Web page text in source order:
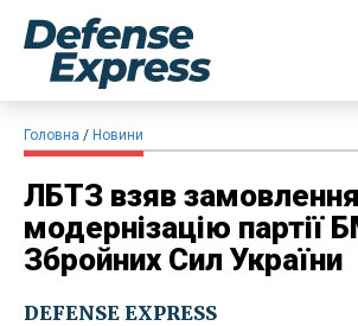
Головна Новини
ЛБТЗ взяв
модернізацію партії
Збройних Сил України
DEFENSE EXPRESS